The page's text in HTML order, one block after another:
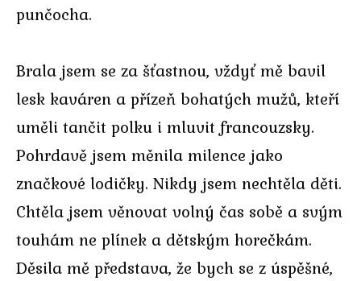
punčocha.
Brala jsem se za šťastnou, vždyť mě bavil
lesk kaváren a přízeň bohatých mužů, kteří
uměli tančit polku i mluvit francouzsky.
Pohrdavě jsem měnila milence jako
značkové lodičky. Nikdy jsem nechtěla děti.
Chtěla jsem věnovat volný čas sobě a svým
touhám ne plínek a dětským horečkám.
Děsila mě představa, že bych se z úspěšné,